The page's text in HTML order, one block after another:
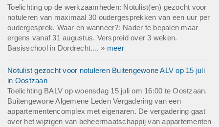
Toelichting op de werkzaamheden: Notulist(en) gezocht voor
notuleren van maximaal 30 oudergesprekken van een uur per
oudergesprek. Waar en wanneer?: Nader te bepalen maar
ergens vanaf 31 augustus. Verspreid over 3 weken.
Basisschool in Dordrecht.... » meer
Notulist gezocht voor notuleren Buitengewone ALV op 15 juli
in Oostzaan
Toelichting BALV op woensdag 15 juli om 16:00 te Oostzaan.
Buitengewone Algemene Leden Vergadering van een
appartementencomplex met eigenaren. De vergadering gaat
over het wijzigen van beheermaatschappij van appartementen